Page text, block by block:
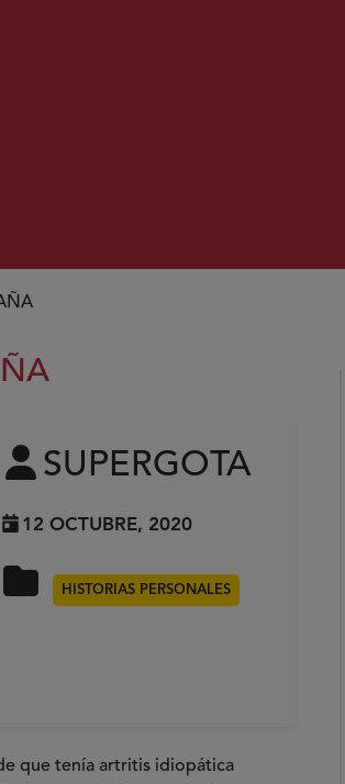
SUPERGOTA
12 OCTUBRE, 2020
HISTORIAS PERSONALES
que tenía artritis idiopática